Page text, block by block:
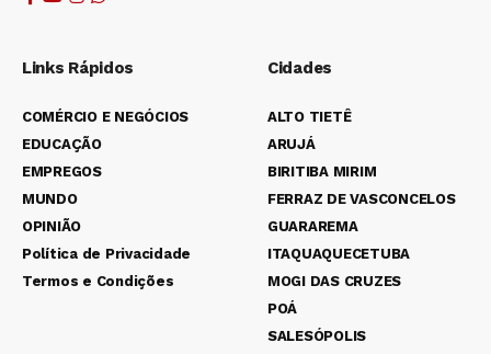
Links Rápidos
COMÉRCIO E NEGÓCIOS
EDUCAÇÃO
EMPREGOS
MUNDO
OPINIÃO
Política de Privacidade
Termos e Condições
Cidades
ALTO TIETÊ
ARUJÁ
BIRITIBA MIRIM
FERRAZ DE VASCONCELOS
GUARAREMA
ITAQUAQUECETUBA
MOGI DAS CRUZES
POÁ
SALESÓPOLIS